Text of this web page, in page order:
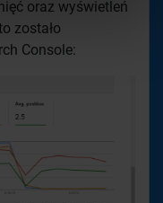
oraz wyświetleń
zostało
Console: